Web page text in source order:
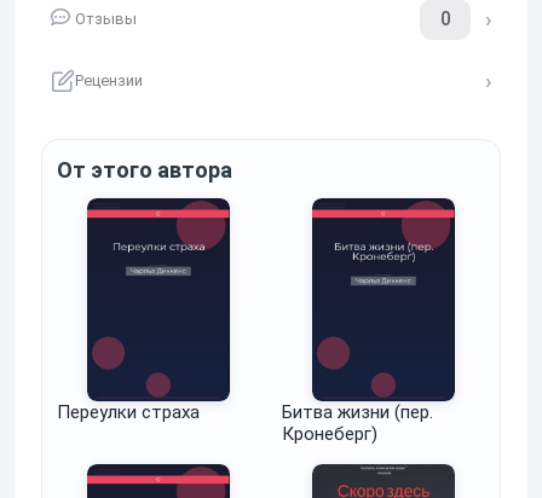
Отзывы 0
Рецензии
От этого автора
Переулки страха
Битва жизни (пер.
Кронеберг)